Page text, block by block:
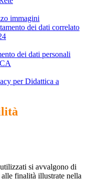
immagini
dei dati correlato
dei dati personali
per Didattica a
si avvalgono di
finalità illustrate nella